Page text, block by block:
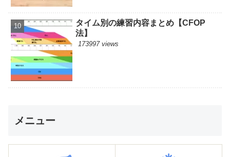
タイム別の練習内容まとめ【CFOP
法】
173997 views
メニュー